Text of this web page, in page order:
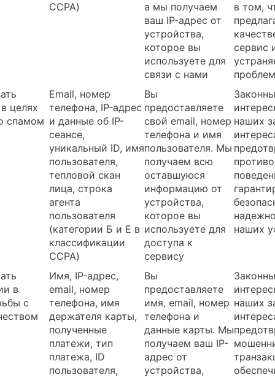
CCPA)
а мы получаем
ваш IP-адрес от
устройства,
которое вы
используете для
связи с нами
в том,
сервис
целях
спамом
Email, номер
телефона, IP-адрес
и данные об IP-
сеансе,
уникальный ID, имя
пользователя,
тепловой скан
лица, строка
агента
пользователя
(категории Б и Е в
классификации
CCPA)
Вы
предоставляете
свой email, номер
телефона и имя
пользователя. Мы
получаем всю
оставшуюся
информацию от
устройства,
которое вы
используете для
доступа к
сервису
наших
наших
в
с
Имя, IP-адрес,
email, номер
телефона, имя
держателя карты,
полученные
платежи, тип
платежа, ID
пользователя,
Вы
предоставляете
имя, email, номер
телефона и
данные карты. Мы
получаем ваш IP-
адрес от
устройства,
наших